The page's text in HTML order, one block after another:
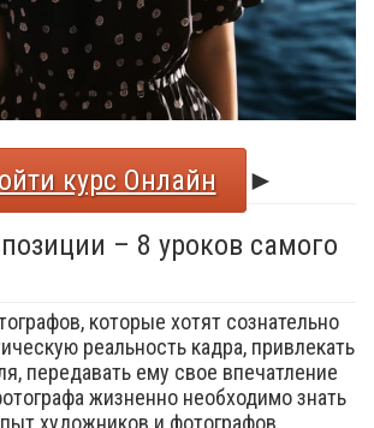
курс Онлайн
►
– 8 уроков самого
которые хотят сознательно
реальность кадра, привлекать
передавать ему свое впечатление
жизненно необходимо знать
художников и фотографов,